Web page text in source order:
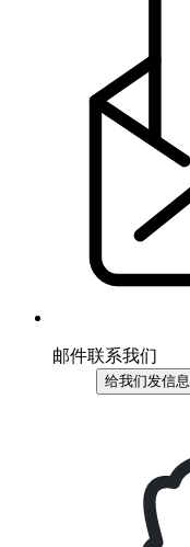
邮件联系我们
给我们发信息